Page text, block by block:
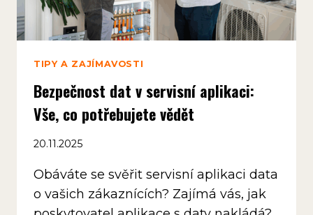
TIPY A ZAJÍMAVOSTI
Bezpečnost dat v servisní aplikaci:
Vše, co potřebujete vědět
20.11.2025
Obáváte se svěřit servisní aplikaci data
o vašich zákaznících? Zajímá vás, jak